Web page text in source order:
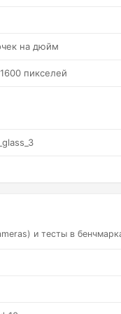
на дюйм
пикселей
и тесты в